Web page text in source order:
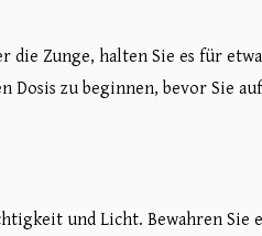
Zunge, halten Sie es für
Dosis zu beginnen, bevor Sie
und Licht. Bewahren Sie